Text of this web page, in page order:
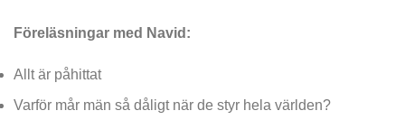
Föreläsningar med Navid:
Allt är påhittat
Varför mår män så dåligt när de styr hela världen?